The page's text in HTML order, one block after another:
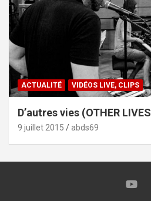
ACTUALITÉ VIDÉOS LIVE, CLIPS
D’autres vies (OTHER
9 juillet 2015 abds69